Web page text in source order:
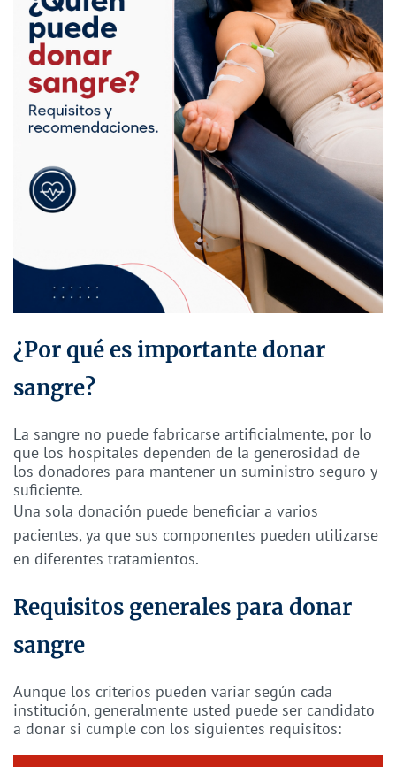
¿Por qué es importante donar
sangre?
La sangre no puede fabricarse artificialmente, por lo
que los hospitales dependen de la generosidad de
los donadores para mantener un suministro seguro y
suficiente.
Una sola donación puede beneficiar a varios
pacientes, ya que sus componentes pueden utilizarse
en diferentes tratamientos.
Requisitos generales para donar
sangre
Aunque los criterios pueden variar según cada
institución, generalmente usted puede ser candidato
a donar si cumple con los siguientes requisitos: